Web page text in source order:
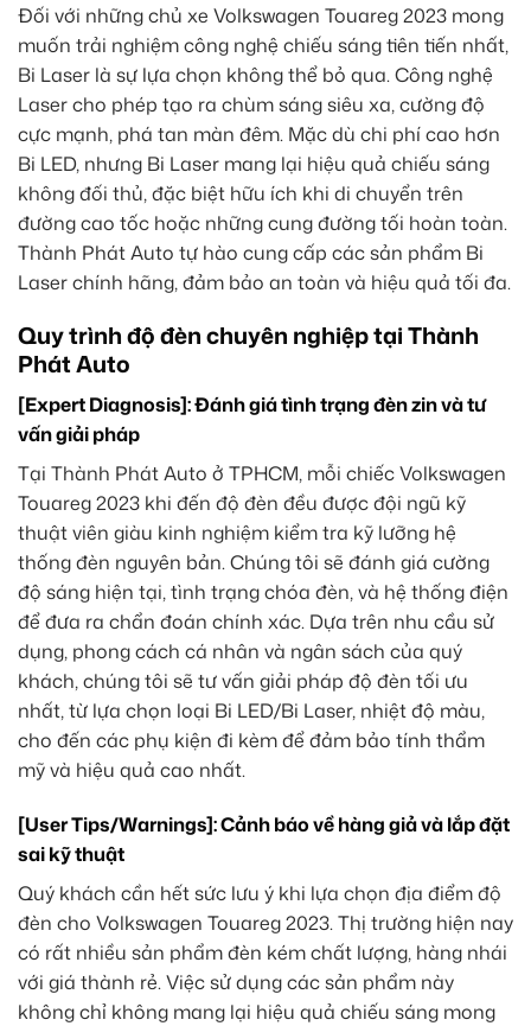
Đối với những chủ xe Volkswagen Touareg 2023 mong
muốn trải nghiệm công nghệ chiếu sáng tiên tiến nhất,
Bi Laser là sự lựa chọn không thể bỏ qua. Công nghệ
Laser cho phép tạo ra chùm sáng siêu xa, cường độ
cực mạnh, phá tan màn đêm. Mặc dù chi phí cao hơn
Bi LED, nhưng Bi Laser mang lại hiệu quả chiếu sáng
không đối thủ, đặc biệt hữu ích khi di chuyển trên
đường cao tốc hoặc những cung đường tối hoàn toàn.
Thành Phát Auto tự hào cung cấp các sản phẩm Bi
Laser chính hãng, đảm bảo an toàn và hiệu quả tối đa.
Quy trình độ đèn chuyên nghiệp tại Thành
Phát Auto
[Expert Diagnosis]: Đánh giá tình trạng đèn zin và tư
vấn giải pháp
Tại Thành Phát Auto ở TPHCM, mỗi chiếc Volkswagen
Touareg 2023 khi đến độ đèn đều được đội ngũ kỹ
thuật viên giàu kinh nghiệm kiểm tra kỹ lưỡng hệ
thống đèn nguyên bản. Chúng tôi sẽ đánh giá cường
độ sáng hiện tại, tình trạng chóa đèn, và hệ thống điện
để đưa ra chẩn đoán chính xác. Dựa trên nhu cầu sử
dụng, phong cách cá nhân và ngân sách của quý
khách, chúng tôi sẽ tư vấn giải pháp độ đèn tối ưu
nhất, từ lựa chọn loại Bi LED/Bi Laser, nhiệt độ màu,
cho đến các phụ kiện đi kèm để đảm bảo tính thẩm
mỹ và hiệu quả cao nhất.
[User Tips/Warnings]: Cảnh báo về hàng giả và lắp đặt
sai kỹ thuật
Quý khách cần hết sức lưu ý khi lựa chọn địa điểm độ
đèn cho Volkswagen Touareg 2023. Thị trường hiện nay
có rất nhiều sản phẩm đèn kém chất lượng, hàng nhái
với giá thành rẻ. Việc sử dụng các sản phẩm này
không chỉ không mang lại hiệu quả chiếu sáng mong